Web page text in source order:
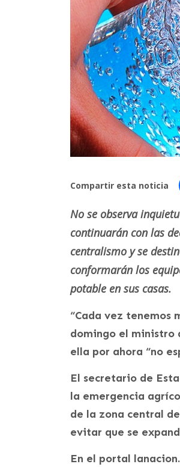
Compartir esta noticia
No se observa
continuarán con las
centralismo y se
conformarán los
potable en sus casas.
“Cada vez tenemos
domingo el ministro
ella por ahora “no
El secretario de
la emergencia
de la zona central
evitar que se
En el portal